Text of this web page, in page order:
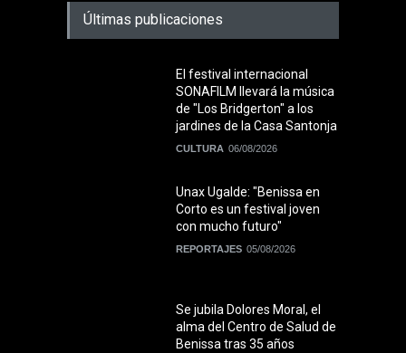
Últimas publicaciones
El festival internacional
SONAFILM llevará la música
de "Los Bridgerton" a los
jardines de la Casa Santonja
CULTURA 06/08/2026
Unax Ugalde: "Benissa en
Corto es un festival joven
con mucho futuro"
REPORTAJES 05/08/2026
Se jubila Dolores Moral, el
alma del Centro de Salud de
Benissa tras 35 años